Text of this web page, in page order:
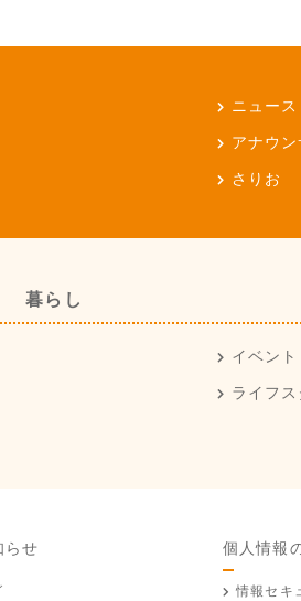
ニュース
アナウ
さりお
暮らし
イベント
ライフ
らせ 個人情報
情報セキ